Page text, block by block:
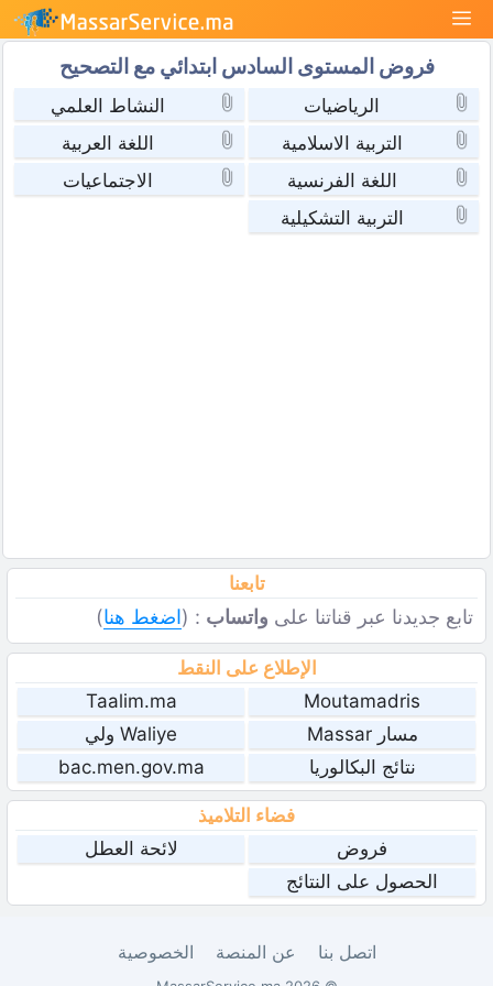
انتقل
إلى
المحتوى
القائمة
فروض المستوى السادس ابتدائي مع التصحيح
الرياضيات
النشاط العلمي
التربية الاسلامية
اللغة العربية
اللغة الفرنسية
الاجتماعيات
التربية التشكيلية
تابعنا
تابع جديدنا عبر قناتنا على واتساب : (اضغط هنا)
الإطلاع على النقط
Moutamadris
Taalim.ma
مسار Massar
Waliye ولي
نتائج البكالوريا
bac.men.gov.ma
فضاء التلاميذ
فروض
لائحة العطل
الحصول على النتائج
اتصل بنا عن المنصة الخصوصية